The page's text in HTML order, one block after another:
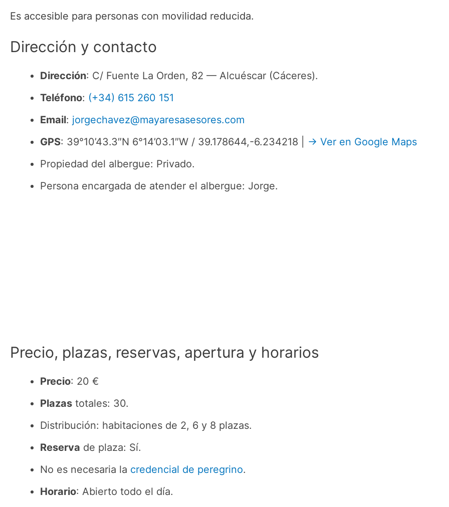
Es accesible para personas con movilidad reducida.
Dirección y contacto
Dirección: C/ Fuente La Orden, 82 — Alcuéscar (Cáceres).
Teléfono: (+34) 615 260 151
Email: jorgechavez@mayaresasesores.com
GPS: 39°10’43.3″N 6°14’03.1″W / 39.178644,-6.234218 | → Ver en Google Maps
Propiedad del albergue: Privado.
Persona encargada de atender el albergue: Jorge.
Precio, plazas, reservas, apertura y horarios
Precio: 20 €
Plazas totales: 30.
Distribución: habitaciones de 2, 6 y 8 plazas.
Reserva de plaza: Sí.
No es necesaria la credencial de peregrino.
Horario: Abierto todo el día.